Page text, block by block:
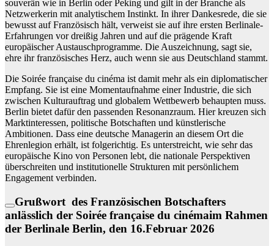
souverän wie in Berlin oder Peking und gilt in der Branche als
Netzwerkerin mit analytischem Instinkt. In ihrer Dankesrede, die sie
bewusst auf Französisch hält, verweist sie auf ihre ersten Berlinale-
Erfahrungen vor dreißig Jahren und auf die prägende Kraft
europäischer Austauschprogramme. Die Auszeichnung, sagt sie,
ehre ihr französisches Herz, auch wenn sie aus Deutschland stammt.
Die Soirée française du cinéma ist damit mehr als ein diplomatischer
Empfang. Sie ist eine Momentaufnahme einer Industrie, die sich
zwischen Kulturauftrag und globalem Wettbewerb behaupten muss.
Berlin bietet dafür den passenden Resonanzraum. Hier kreuzen sich
Marktinteressen, politische Botschaften und künstlerische
Ambitionen. Dass eine deutsche Managerin an diesem Ort die
Ehrenlegion erhält, ist folgerichtig. Es unterstreicht, wie sehr das
europäische Kino von Personen lebt, die nationale Perspektiven
überschreiten und institutionelle Strukturen mit persönlichem
Engagement verbinden.
Grußwort des Französischen Botschafters
anlässlich der Soirée française du cinémaim Rahmen
der Berlinale Berlin, den 16.Februar 2026